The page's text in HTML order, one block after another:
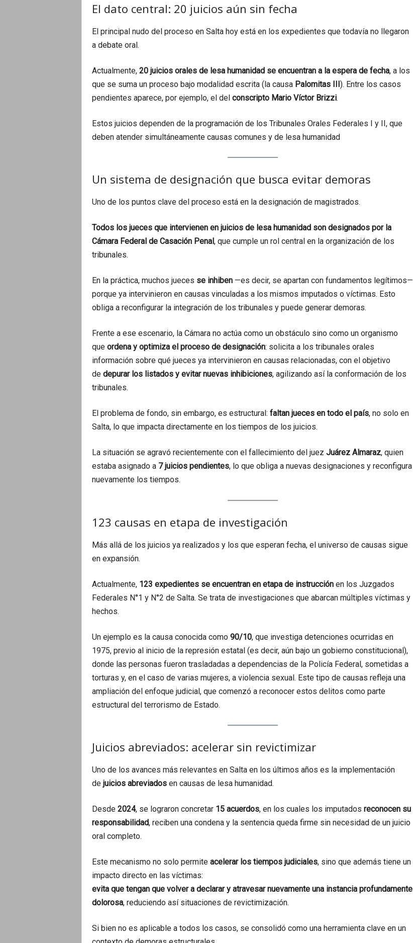
El dato central: 20 juicios aún sin fecha
El principal nudo del proceso en Salta hoy está en los expedientes que todavía no llegaron
a debate oral.
Actualmente, 20 juicios orales de lesa humanidad se encuentran a la espera de fecha, a los
que se suma un proceso bajo modalidad escrita (la causa Palomitas III). Entre los casos
pendientes aparece, por ejemplo, el del conscripto Mario Víctor Brizzi.
Estos juicios dependen de la programación de los Tribunales Orales Federales I y II, que
deben atender simultáneamente causas comunes y de lesa humanidad
Un sistema de designación que busca evitar demoras
Uno de los puntos clave del proceso está en la designación de magistrados.
Todos los jueces que intervienen en juicios de lesa humanidad son designados por la
Cámara Federal de Casación Penal , que cumple un rol central en la organización de los
tribunales.
En la práctica, muchos jueces se inhiben—es decir, se apartan con fundamentos legítimos—
porque ya intervinieron en causas vinculadas a los mismos imputados o víctimas. Esto
obliga a reconfigurar la integración de los tribunales y puede generar demoras.
Frente a ese escenario, la Cámara no actúa como un obstáculo sino como un organismo
que ordena y optimiza el proceso de designación: solicita a los tribunales orales
información sobre qué jueces ya intervinieron en causas relacionadas, con el objetivo
de depurar los listados y evitar nuevas inhibiciones, agilizando así la conformación de los
tribunales.
El problema de fondo, sin embargo, es estructural: faltan jueces en todo el país, no solo en
Salta, lo que impacta directamente en los tiempos de los juicios.
La situación se agravó recientemente con el fallecimiento del juez Juárez Almaraz, quien
estaba asignado a 7 juicios pendientes, lo que obliga a nuevas designaciones y reconfigura
nuevamente los tiempos.
123 causas en etapa de investigación
Más allá de los juicios ya realizados y los que esperan fecha, el universo de causas sigue
en expansión.
Actualmente, 123 expedientes se encuentran en etapa de instrucciónen los Juzgados
Federales N°1 y N°2 de Salta. Se trata de investigaciones que abarcan múltiples víctimas y
hechos.
Un ejemplo es la causa conocida como 90/10, que investiga detenciones ocurridas en
1975, previo al inicio de la represión estatal (es decir, aún bajo un gobierno constitucional),
donde las personas fueron trasladadas a dependencias de la Policía Federal, sometidas a
torturas y, en el caso de varias mujeres, a violencia sexual. Este tipo de causas refleja una
ampliación del enfoque judicial, que comenzó a reconocer estos delitos como parte
estructural del terrorismo de Estado.
Juicios abreviados: acelerar sin revictimizar
Uno de los avances más relevantes en Salta en los últimos años es la implementación
de juicios abreviadosen causas de lesa humanidad.
Desde 2024, se lograron concretar 15 acuerdos, en los cuales los imputados reconocen su
responsabilidad, reciben una condena y la sentencia queda firme sin necesidad de un juicio
oral completo.
Este mecanismo no solo permite acelerar los tiempos judiciales, sino que además tiene un
impacto directo en las víctimas:
evita que tengan que volver a declarar y atravesar nuevamente una instancia profundamente
dolorosa, reduciendo así situaciones de revictimización.
Si bien no es aplicable a todos los casos, se consolidó como una herramienta clave en un